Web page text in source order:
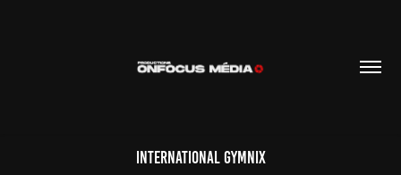
INTERNATIONAL GYMNIX